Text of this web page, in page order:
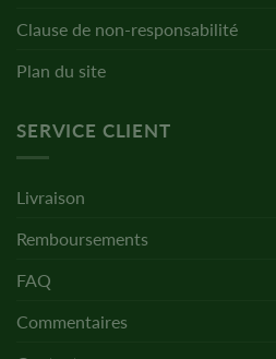
Clause de non-responsabilité
Plan du site
SERVICE CLIENT
Livraison
Remboursements
FAQ
Commentaires